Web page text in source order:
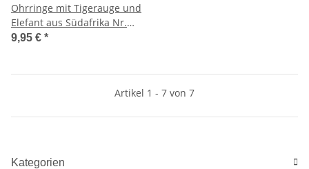
Ohrringe mit Tigerauge und
Elefant aus Südafrika Nr.
542
9,95 € *
Artikel 1 - 7 von 7
Kategorien